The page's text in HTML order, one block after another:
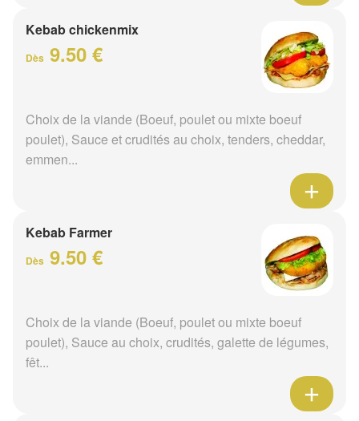
Kebab chickenmix
Dès 9.50 €
Choix de la viande (Boeuf, poulet ou mixte boeuf
poulet), Sauce et crudités au choix, tenders, cheddar,
emmen...
Kebab Farmer
Dès 9.50 €
Choix de la viande (Boeuf, poulet ou mixte boeuf
poulet), Sauce au choix, crudités, galette de légumes,
fêt...